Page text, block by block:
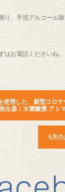
り、手洗アルコール
はお電話くださいね。
使用した、新型コロ
生器｜水素酸素 アト
6月の